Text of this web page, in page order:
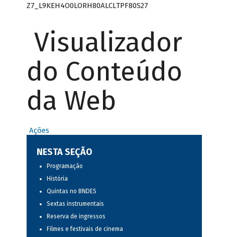
Z7_L9KEH4O0LORH80ALCLTPF80S27
Visualizador
do Conteúdo
da Web
Ações
NESTA SEÇÃO
Programação
História
Quintas no BNDES
Sextas instrumentais
Reserva de ingressos
Filmes e festivais de cinema